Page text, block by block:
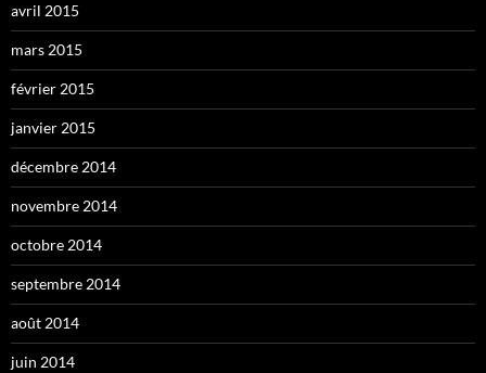
avril 2015
mars 2015
février 2015
janvier 2015
décembre 2014
novembre 2014
octobre 2014
septembre 2014
août 2014
juin 2014